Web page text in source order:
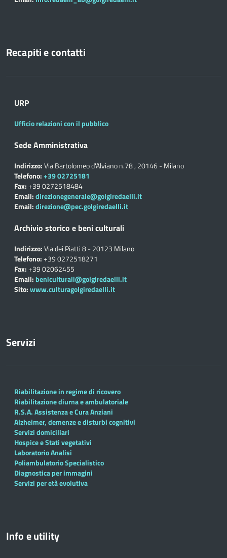
Recapiti e contatti
URP
Ufficio relazioni con il pubblico
Sede Amministrativa
Indirizzo:Via Bartolomeo d'Alviano n.78 , 20146 - Milano
Telefono:+39 02725181
Fax:+39 0272518484
Email:direzionegenerale@golgiredaelli.it
Email:direzione@pec.golgiredaelli.it
Archivio storico e beni culturali
Indirizzo:Via dei Piatti 8 - 20123 Milano
Telefono:+39 0272518271
Fax:+39 02062455
Email: beniculturali@golgiredaelli.it
Sito:www.culturagolgiredaelli.it
Servizi
Riabilitazione in regime di ricovero
Riabilitazione diurna e ambulatoriale
R.S.A. Assistenza e Cura Anziani
Alzheimer, demenze e disturbi cognitivi
Servizi domiciliari
Hospice e Stati vegetativi
Laboratorio Analisi
Poliambulatorio Specialistico
Diagnostica per immagini
Servizi per età evolutiva
Info e utility